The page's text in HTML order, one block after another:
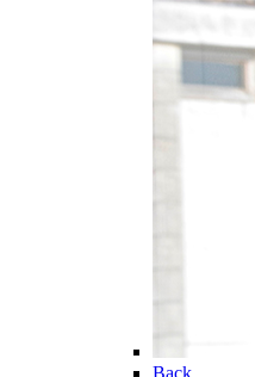
Back